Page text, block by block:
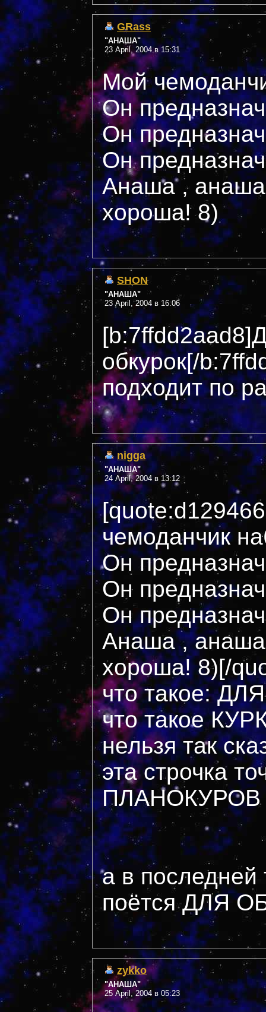
GRass
"АНАША"
23 April, 2004 в 15:31
Мой
Он
Он
Он
Анаша ,
хороша! 8)
SHON
"АНАША"
23 April, 2004 в 16:06
обкурок[/
подходит по
nigga
"АНАША"
24 April, 2004 в 13:12
чемоданчик
Он
Он
Он
Анаша ,
хороша! 8)[/
что такое:
что такое
нельзя так
эта строчка
ПЛАНОКУРОВ
а в последней
поётся ДЛЯ
zykko
"АНАША"
25 April, 2004 в 05:23